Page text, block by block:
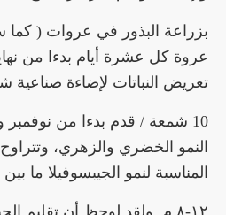
بزراعة البذور في عروات ( كما
عروة كل عشرة أيام بدءا من
تعريض النباتات لإضاءة صناعية
10 شمعة / قدم بدءا من نوفمبر
النمو الخضري والزهري،
المناسبة لنمو الجيبسوفيلا ما بين